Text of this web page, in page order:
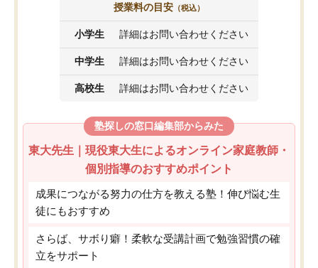
授業料の目安 （税込）
小学生 詳細はお問い合わせください
中学生 詳細はお問い合わせください
高校生 詳細はお問い合わせください
塾探しの窓口編集部からみた
東大先生｜現役東大生によるオンライン家庭教師・
個別指導のおすすめポイント
成果につながる努力の仕方を教える塾！伸び悩む生
徒にもおすすめ
さらば、サボり癖！柔軟な受講計画で勉強習慣の確
立をサポート